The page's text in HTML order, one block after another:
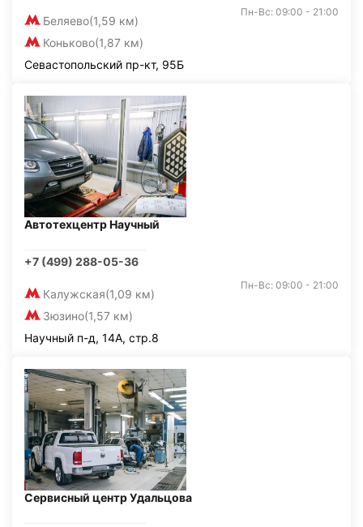
Беляево(1,59 км)
Коньково(1,87 км)
Пн-Вс: 09:00 - 21:00
Севастопольский пр-кт, 95Б
Автотехцентр Научный
+7 (499) 288-05-36
Калужская(1,09 км)
Зюзино(1,57 км)
Пн-Вс: 09:00 - 21:00
Научный п-д, 14А, стр.8
Сервисный центр Удальцова